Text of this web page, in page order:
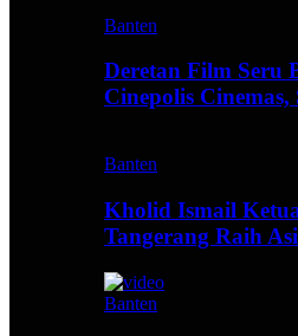
Banten
Deretan Film Seru
Cinepolis
Banten
Kholid Ismail
Tangerang Raih
Banten